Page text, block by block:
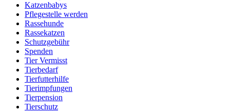
Katzenbabys
Pflegestelle werden
Rassehunde
Rassekatzen
Schutzgebühr
Spenden
Tier Vermisst
Tierbedarf
Tierfutterhilfe
Tierimpfungen
Tierpension
Tierschutz